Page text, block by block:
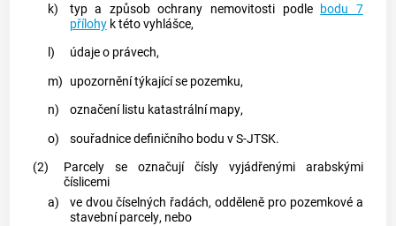
k)
typ a způsob ochrany nemovitosti podle bodu 7
přílohyk této vyhlášce,
l)
údaje o právech,
m) upozornění týkající se pozemku,
n)
označení listu katastrální mapy,
o)
souřadnicedefiničního bodu v S-JTSK.
(2)
Parcelyse označují čísly vyjádřenými arabskými
číslicemi
a)
ve dvou číselných řadách, odděleně pro pozemkové a
stavební parcely, nebo